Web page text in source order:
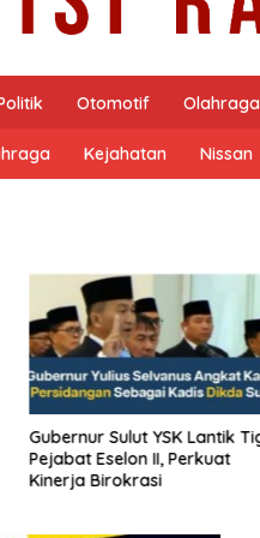
Otomotif Olahraga
Kejahatan Nissan
Barisan Pembaharuan 08:
Kabinet Bayangan Oposisi
Jangan Ganggu Stabilitas